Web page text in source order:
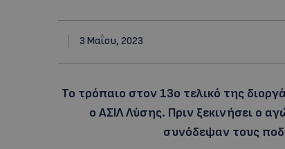
3 Μαΐου, 2023
Το τρόπαιο στον 13ο τελικό της
ο ΑΣΙΛ Λύσης. Πριν ξεκινήσει ο
συνόδεψαν τους